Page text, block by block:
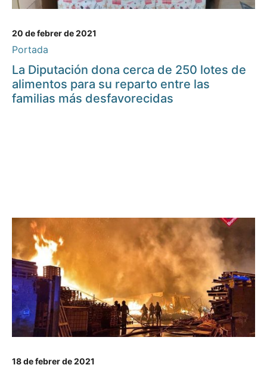
20 de febrer de 2021
Portada
La Diputación dona cerca de 250 lotes de
alimentos para su reparto entre las
familias más desfavorecidas
18 de febrer de 2021